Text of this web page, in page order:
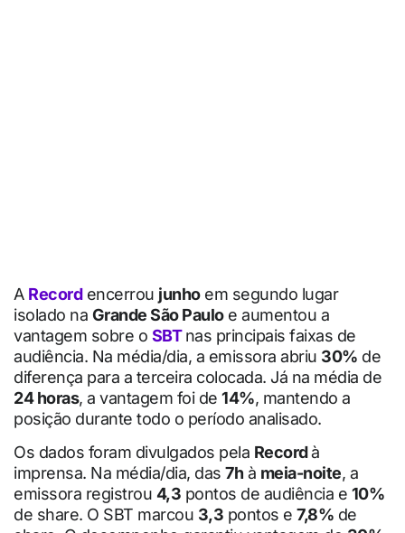
A Recordencerrou junhoem segundo lugar
isolado na Grande São Pauloe aumentou a
vantagem sobre o SBTnas principais faixas de
audiência. Na média/dia, a emissora abriu 30% de
diferença para a terceira colocada. Já na média de
24 horas, a vantagem foi de 14%, mantendo a
posição durante todo o período analisado.
Os dados foram divulgados pela Recordà
imprensa. Na média/dia, das 7h à meia-noite, a
emissora registrou 4,3 pontos de audiência e 10%
de share. O SBT marcou 3,3 pontos e 7,8% de